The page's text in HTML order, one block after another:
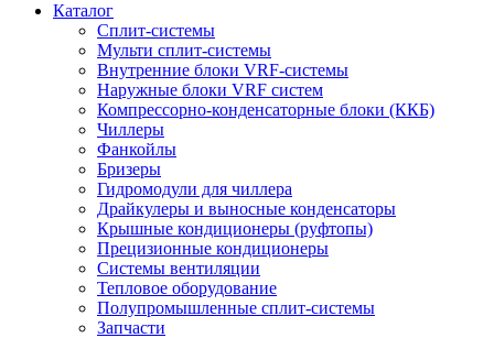
Каталог
Сплит-системы
Мульти сплит-системы
Внутренние блоки VRF-cистемы
Наружные блоки VRF cистем
Компрессорно-конденсаторные блоки (ККБ)
Чиллеры
Фанкойлы
Бризеры
Гидромодули для чиллера
Драйкулеры и выносные конденсаторы
Крышные кондиционеры (руфтопы)
Прецизионные кондиционеры
Системы вентиляции
Тепловое оборудование
Полупромышленные сплит-системы
Запчасти